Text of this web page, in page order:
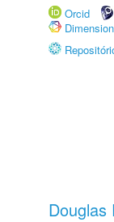
Orcid
Douglas